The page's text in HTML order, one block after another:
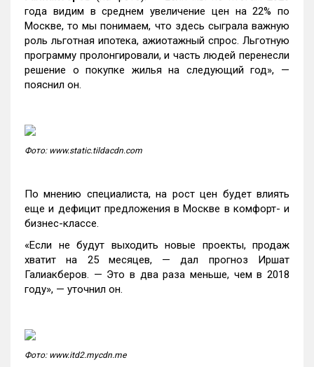
года видим в среднем увеличение цен на 22% по
Москве, то мы понимаем, что здесь сыграла важную
роль льготная ипотека, ажиотажный спрос. Льготную
программу пролонгировали, и часть людей перенесли
решение о покупке жилья на следующий год», —
пояснил он.
Фото: www.static.tildacdn.com
По мнению специалиста, на рост цен будет влиять
еще и дефицит предложения в Москве в комфорт- и
бизнес-классе.
«Если не будут выходить новые проекты, продаж
хватит на 25 месяцев, — дал прогноз Иршат
Галиакберов. — Это в два раза меньше, чем в 2018
году», — уточнил он.
Фото: www.itd2.mycdn.me